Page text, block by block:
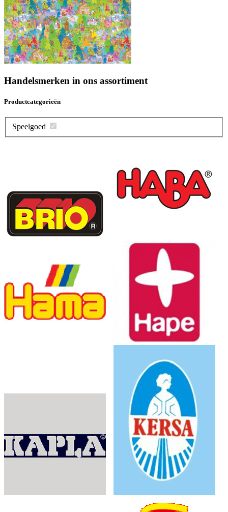
Handelsmerken in ons assortiment
Productcategorieën
Speelgoed